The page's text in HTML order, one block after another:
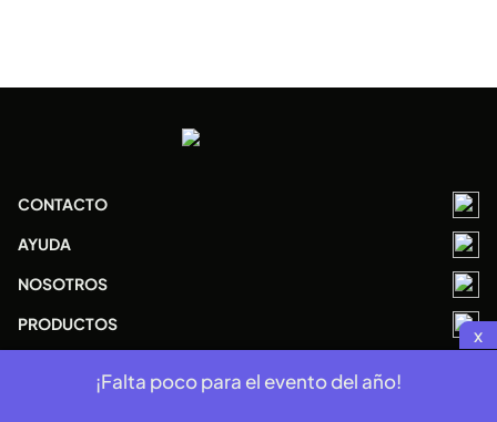
CONTACTO
AYUDA
NOSOTROS
PRODUCTOS
¡Falta poco para el evento del año!
x